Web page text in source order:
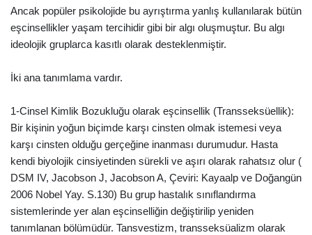
Ancak popüler psikolojide bu ayrıştırma yanlış kullanılarak bütün
eşcinsellikler yaşam tercihidir gibi bir algı oluşmuştur. Bu algı
ideolojik gruplarca kasıtlı olarak desteklenmiştir.
İki ana tanımlama vardır.
1-Cinsel Kimlik Bozukluğu olarak eşcinsellik (Transseksüellik):
Bir kişinin yoğun biçimde karşı cinsten olmak istemesi veya
karşı cinsten olduğu gerçeğine inanması durumudur. Hasta
kendi biyolojik cinsiyetinden sürekli ve aşırı olarak rahatsız olur (
DSM IV, Jacobson J, Jacobson A, Çeviri: Kayaalp ve Doğangün
2006 Nobel Yay. S.130) Bu grup hastalık sınıflandırma
sistemlerinde yer alan eşcinselliğin değiştirilip yeniden
tanımlanan bölümüdür. Tansvestizm, transseksüalizm olarak